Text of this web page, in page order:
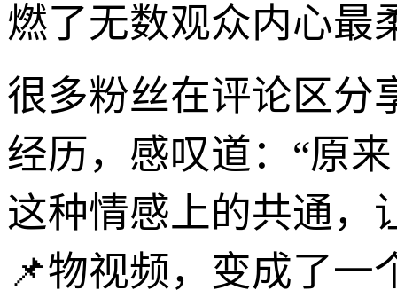
燃了无数观众内心最
很多粉丝在评论区分
经历，感叹道：“原
这种情感上的共通，
📌物视频，变成了一